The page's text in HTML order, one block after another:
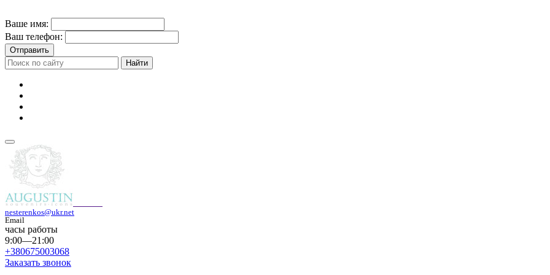
Ваше имя:
Ваш телефон:
Отправить
Найти
nesterenkos@ukr.net
Email
часы работы
9:00—21:00
+380675003068
Заказать звонок